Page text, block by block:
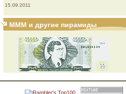
15.09.2011
МММ и другие пирамиды